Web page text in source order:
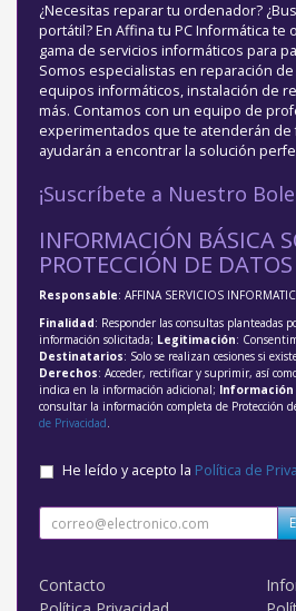
¿Necesitas reparar tu ordenador?
portátil? En Affina tu PC Informática te
gama de servicios informáticos para
Somos especialistas en reparación
equipos informáticos, instalación de
más. Contamos con un equipo de
experimentados que te atenderán de
ayudarán a encontrar la solución
¡Suscríbete a Nuestro
INFORMACIÓN BÁSICA
PROTECCIÓN DE DATOS
Responsable: AFFINA SERVICIOS
Finalidad: Responder las consultas planteadas
información solicitada; Legitimación:
Destinatarios: Solo se realizan cesiones si
Derechos: Acceder, rectificar y suprimir, así
indica en la información adicional;
consultar la información completa de Protección
de Privacidad.
He leído y acepto la Política de
Contacto